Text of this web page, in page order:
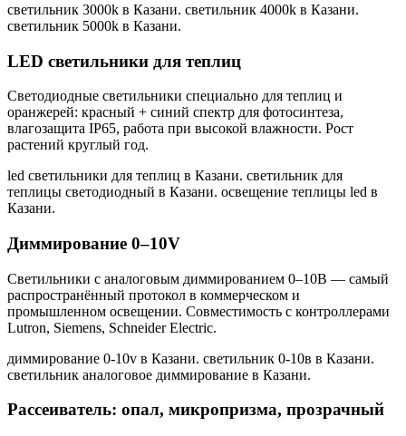
светильник 3000k в Казани. светильник 4000k в Казани.
светильник 5000k в Казани.
LED светильники для теплиц
Светодиодные светильники специально для теплиц и
оранжерей: красный + синий спектр для фотосинтеза,
влагозащита IP65, работа при высокой влажности. Рост
растений круглый год.
led светильники для теплиц в Казани. светильник для
теплицы светодиодный в Казани. освещение теплицы led в
Казани.
Диммирование 0–10V
Светильники с аналоговым диммированием 0–10В — самый
распространённый протокол в коммерческом и
промышленном освещении. Совместимость с контроллерами
Lutron, Siemens, Schneider Electric.
диммирование 0-10v в Казани. светильник 0-10в в Казани.
светильник аналоговое диммирование в Казани.
Рассеиватель: опал, микропризма, прозрачный